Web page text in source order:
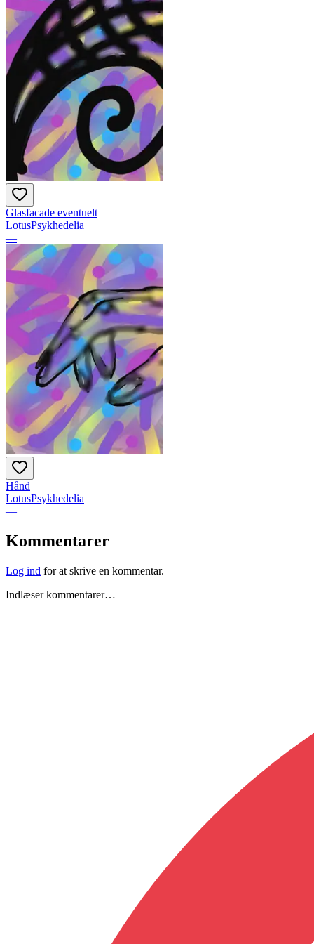
Glasfacade eventuelt
LotusPsykhedelia
—
Hånd
LotusPsykhedelia
—
Kommentarer
Log ind for at skrive en kommentar.
Indlæser kommentarer…